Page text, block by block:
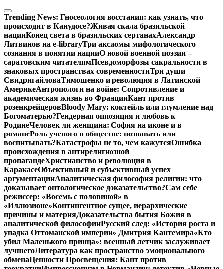
Перейти
к
содержимому
Trending News: Гносеология восстания: как узнать, что
происходит в Канудосе?Живая скала бразильской
нацииКонец света в бразильских сертанахАлександр
Литвинов на e-libraryТри аксиомы мифологического
сознания в понятии нацииО новой военной поэзии –
саратовским читателямПсевдоморфозы сакральности в
знаковых пространствах современностиТри души
СвидригайловаТимошенко и революция в Латинской
АмерикеАнтропологи на войне: Сопротивление и
академическая жизнь во ФранцииКант против
розенкрейцеровBloody Mary: коктейль или глумление над
Богоматерью?Гендерная оппозиция и любовь к
РодинеЧеловек ли женщина: София на иконе и в
романеРоль ученого в обществе: познавать или
воспитывать?Катастрофы не то, чем кажутсяОшибка
происхождения в антирелигиозной
пропагандеХристианство и революция в
КаракасеОбъективный и субъективный успех
аргументацииАналитическая философия религии: что
доказывает онтологическое доказательство?Сам себе
режиссер: «Восемь с половиной» в
«Иллюзионе»Контингентное сущее, иерархические
причины и материяДоказательства бытия Божия в
аналитической философииРусский след: «История роста и
упадка Оттоманской империи» Дмитрия Кантемира«Кто
убил Маленького принца»: военный летчик заслуживает
лучшегоЛитература как пространство эмоционального
обменаЦенности Просвещения: Кант против